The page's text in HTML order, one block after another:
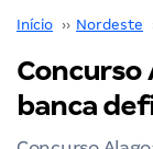
Início ›› Nordeste
Concurso
banca